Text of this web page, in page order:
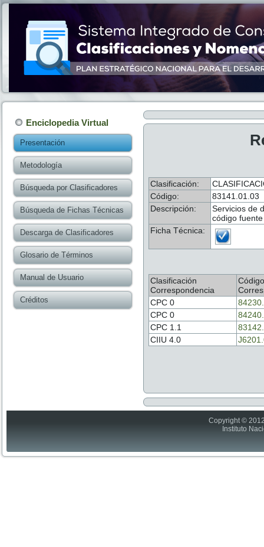
Enciclopedia Virtual
Presentación
Metodología
Búsqueda por Clasificadores
Búsqueda de Fichas Técnicas
Descarga de Clasificadores
Glosario de Términos
Manual de Usuario
Créditos
Clasificación:
Código:
83141.01.03
Descripción:
Servicios de
código
Ficha Técnica:
Clasificación
Correspondencia
Código
CPC 0
CPC 0
CPC 1.1
CIIU 4.0
Copyright ©
Instituto